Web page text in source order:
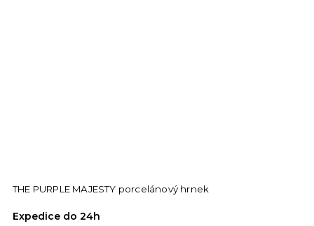
THE PURPLE MAJESTY porcelánový hrnek
Expedice do 24h